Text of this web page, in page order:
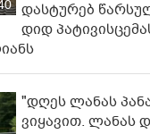
დას­ტუ­რებ
დიდ
"დღეს ლანას
ვიყავით. ლანას